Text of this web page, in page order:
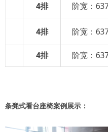
4排 阶宽：
4排 阶宽：
4排 阶宽：
条凳式看台座椅案例展示：